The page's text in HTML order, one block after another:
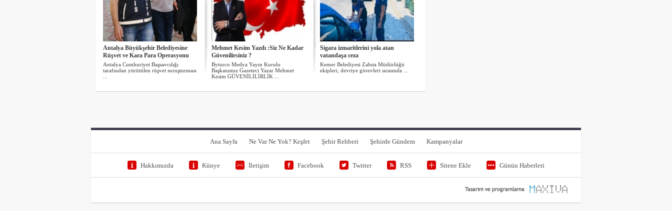
Antalya Büyükşehir Belediyesine
Rüşvet ve Kara Para Operasyonu
Antalya Cumhuriyet Başsavcılığı
tarafından yürütülen rüşvet soruşturması
Mehmet Kesim Yazdı :Siz Ne Kadar
Güvenilirsiniz ?
Byturco Medya Yayın Kurulu
Başkanımız Gazeteci Yazar Mehmet
Kesim GÜVENİLİLİRLİK ...
Sigara izmaritlerini yola atan
vatandaşa ceza
Kemer Belediyesi Zabıta Müdürlüğü
ekipleri, devriye görevleri sırasında ...
Ana Sayfa Ne Var Ne Yok? Keşfet Şehir Rehberi Şehirde Gündem Kampanyalar
Hakkımızda Künye İletişim Facebook Twitter RSS Sitene Ekle Günün Haberleri